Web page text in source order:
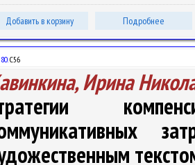
Добавить в корзину Подробнее
С56
Ирина